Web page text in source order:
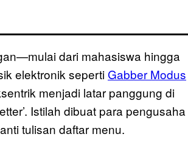
dari mahasiswa hingga
elektronik seperti Gabber Modus
menjadi latar panggung di
Istilah dibuat para pengusaha
tulisan daftar menu.